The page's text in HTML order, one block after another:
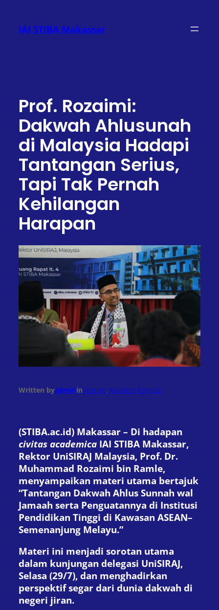
konten
IAI STIBA Makassar
Prof. Rozaimi:
Dakwah Ahlusunah
di Malaysia Hadapi
Tantangan Serius,
Tapi Tak Pernah
Kehilangan
Harapan
Written byadmininFeature, Kegiatan Kampus
(STIBA.ac.id) Makassar – Di hadapan
civitas academica IAI STIBA Makassar,
Rektor UniSIRAJ Malaysia, Prof. Dr.
Muhammad Rozaimi bin Ramle,
menyampaikan materi utama bertajuk
“Tantangan Dakwah Ahlus Sunnah wal
Jamaah serta Penguatannya di Institusi
Pendidikan Tinggi di Kawasan ASEAN–
Semenanjung Melayu.”
Materi ini menjadi sorotan utama
dalam kunjungan delegasi UniSIRAJ,
Selasa (29/7), dan menghadirkan
perspektif segar dari dunia dakwah di
negeri jiran.